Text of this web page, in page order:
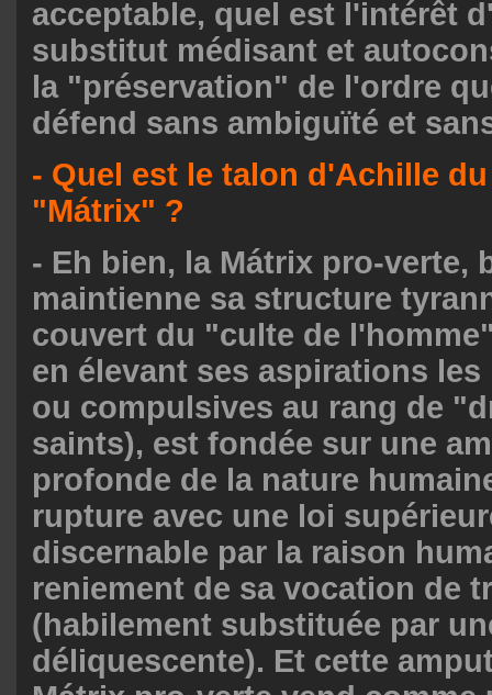
acceptable, quel est l'intérêt
substitut médisant et
la "préservation" de l'ordre
défend sans ambiguïté et
- Quel est le talon d'Achille
"Mátrix" ?
- Eh bien, la Mátrix pro-verte,
maintienne sa structure
couvert du "culte de
en élevant ses aspirations
ou compulsives au rang de
saints), est fondée sur une
profonde de la nature
rupture avec une loi
discernable par la raison
reniement de sa vocation de
(habilement substituée par
déliquescente). Et cette